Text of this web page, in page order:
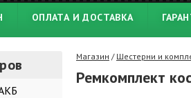
ОПЛАТА И ДОСТАВКА
Магазин / Шестерни и
Ремкомплект